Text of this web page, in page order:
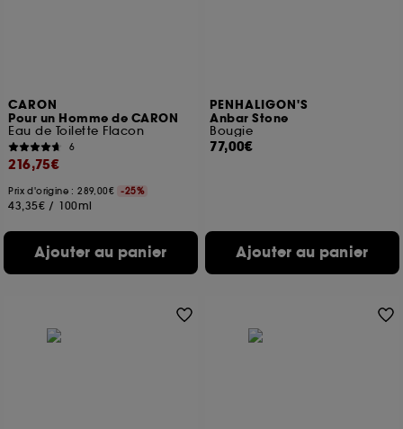
CARON
Pour un Homme de CARON
Eau de Toilette Flacon
6
216,75€
Prix d'origine : 289,00€ -25%
43,35€ / 100ml
Ajouter au panier
PENHALIGON'S
Anbar Stone
Bougie
77,00€
Ajouter au panier